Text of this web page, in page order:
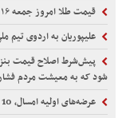
قیمت طلا امروز جمعه ۱۶ مرداد ۱۴۰۵/ افزایش قیمت طلا
علیپوریان به اردوی تیم
پیش‌شرط اصلاح قیمت
شود که به معیشت مردم
عرضه‌های اولیه امسال، 10 تایی می‌شوند